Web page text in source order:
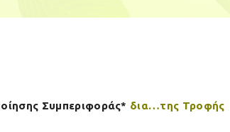
Συμπεριφοράς* δια…της Τροφής